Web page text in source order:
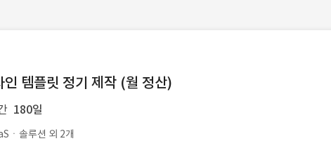
템플릿 정기 제작 (월 정산)
180일
ㆍ솔루션 외 2개